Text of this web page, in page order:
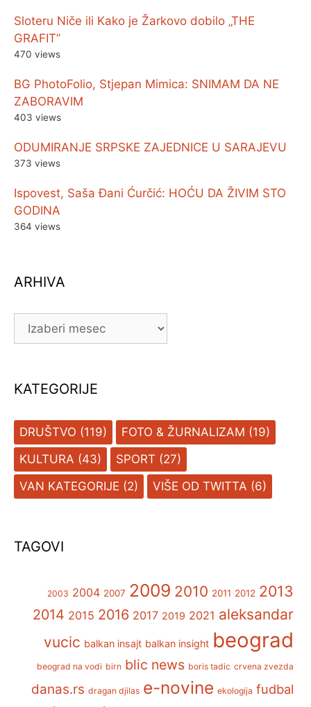
Sloteru Niče ili Kako je Žarkovo dobilo „THE
GRAFIT”
470 views
BG PhotoFolio, Stjepan Mimica: SNIMAM DA NE
ZABORAVIM
403 views
ODUMIRANJE SRPSKE ZAJEDNICE U SARAJEVU
373 views
Ispovest, Saša Đani Ćurčić: HOĆU DA ŽIVIM STO
GODINA
364 views
ARHIVA
ARHIVA
KATEGORIJE
DRUŠTVO (119) FOTO & ŽURNALIZAM (19)
KULTURA (43) SPORT (27)
VAN KATEGORIJE (2) VIŠE OD TWITTA (6)
TAGOVI
2003 2004 2007 2009 2010 2011 2012 2013
2014 2015 2016 2017 2019 2021 aleksandar
vucic balkan insajt balkan insight beograd
beograd na vodi birn blic news boris tadic crvena zvezda
danas.rs dragan djilas e-novine ekologija fudbal